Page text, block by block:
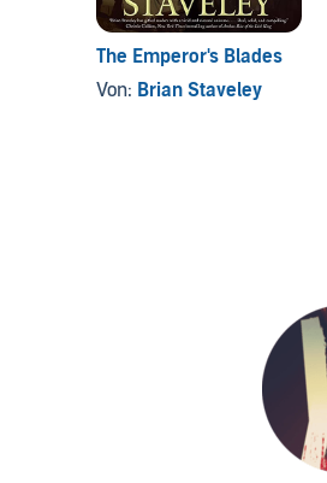
The Emperor's Blades
Von: Brian Staveley